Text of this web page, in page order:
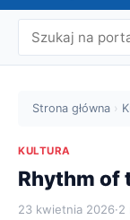
Strona główna ›
KULTURA
Rhythm of
23 kwietnia 2026·2